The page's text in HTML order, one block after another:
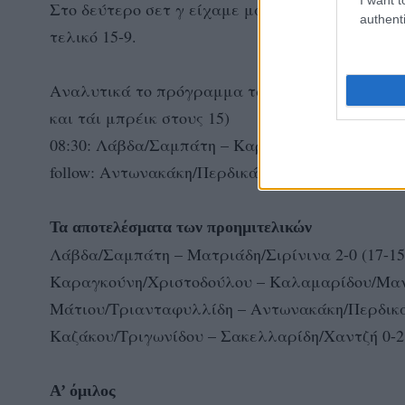
Στο δεύτερο σετ γ είχαμε μάχη μέχρι το 8-7
τελικό 15-9.
Αναλυτικά το πρόγραμμα των ημιτελικών (οι
και τάι μπρέικ στους 15)
08:30: Λάβδα/Σαμπάτη – Καραγκούνη/
follow: Αντωνακάκη/Περδικάκη – Σακελλαρίδη/
Τα αποτελέσματα των προημιτελικών
Λάβδα/Σαμπάτη – Ματριάδη/Σιρίνινα 2-0 (17-
Καραγκούνη/Χριστοδούλου – Καλαμαρίδου/
Μάτιου/Τριανταφυλλίδη – Αντωνακάκη/
Καζάκου/Τριγωνίδου – Σακελλαρίδη/Χαντζή 0-
Α’ όμιλος